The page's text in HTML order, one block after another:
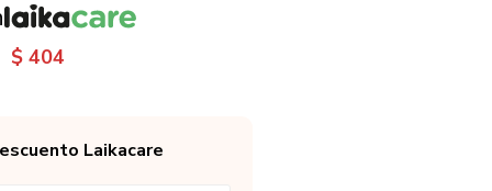
$ 404
Laikacare